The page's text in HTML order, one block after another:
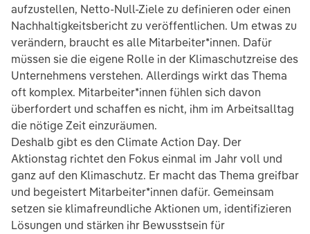
aufzustellen, Netto-Null-Ziele zu definieren oder einen
Nachhaltigkeitsbericht zu veröffentlichen. Um etwas zu
verändern, braucht es alle Mitarbeiter*innen. Dafür
müssen sie die eigene Rolle in der Klimaschutzreise des
Unternehmens verstehen. Allerdings wirkt das Thema
oft komplex. Mitarbeiter*innen fühlen sich davon
überfordert und schaffen es nicht, ihm im Arbeitsalltag
die nötige Zeit einzuräumen.
Deshalb gibt es den Climate Action Day. Der
Aktionstag richtet den Fokus einmal im Jahr voll und
ganz auf den Klimaschutz. Er macht das Thema greifbar
und begeistert Mitarbeiter*innen dafür. Gemeinsam
setzen sie klimafreundliche Aktionen um, identifizieren
Lösungen und stärken ihr Bewusstsein für